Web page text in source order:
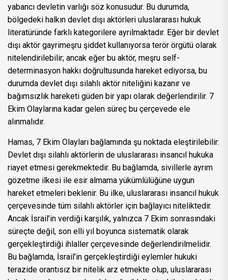
yabancı devletin varlığı söz konusudur. Bu durumda,
bölgedeki halkın devlet dışı aktörleri uluslararası hukuk
literatüründe farklı kategorilere ayrılmaktadır. Eğer bir devlet
dışı aktör gayrimeşru şiddet kullanıyorsa terör örgütü olarak
nitelendirilebilir; ancak eğer bu aktör, meşru self-
determinasyon hakkı doğrultusunda hareket ediyorsa, bu
durumda devlet dışı silahlı aktör niteliğini kazanır ve
bağımsızlık hareketi güden bir yapı olarak değerlendirilir. 7
Ekim Olaylarına kadar gelen süreç bu çerçevede ele
alınmalıdır.
Hamas, 7 Ekim Olayları bağlamında şu noktada eleştirilebilir:
Devlet dışı silahlı aktörlerin de uluslararası insancıl hukuka
riayet etmesi gerekmektedir. Bu bağlamda, sivillerle ayrım
gözetme ilkesi ile esir almama yükümlülüğüne uygun
hareket etmeleri beklenir. Bu ilke, uluslararası insancıl hukuk
çerçevesinde tüm silahlı aktörler için bağlayıcı niteliktedir.
Ancak İsrail’in verdiği karşılık, yalnızca 7 Ekim sonrasındaki
süreçte değil, son elli yıl boyunca sistematik olarak
gerçekleştirdiği ihlaller çerçevesinde değerlendirilmelidir.
Bu bağlamda, İsrail’in gerçekleştirdiği eylemler hukuki
terazide orantısız bir nitelik arz etmekte olup, uluslararası